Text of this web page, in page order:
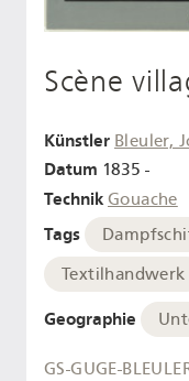
Scène
Künstler Bleuler,
Datum 1835 -
Technik Gouache
Tags
Textilhandwerk
Geographie
GS-GUGE-